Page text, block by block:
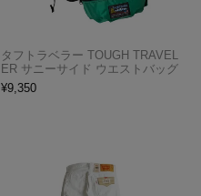
タフトラベラー TOUGH TRAVEL
ER サニーサイド ウエストバッグ
¥9,350